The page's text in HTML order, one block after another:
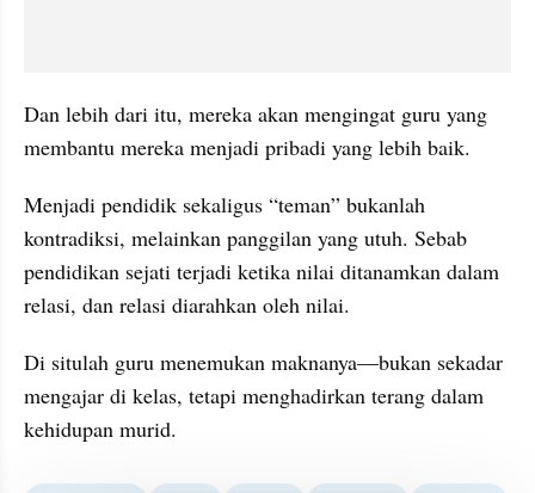
Dan lebih dari itu, mereka akan mengingat guru yang
membantu mereka menjadi pribadi yang lebih baik.
Menjadi pendidik sekaligus “teman” bukanlah
kontradiksi, melainkan panggilan yang utuh. Sebab
pendidikan sejati terjadi ketika nilai ditanamkan dalam
relasi, dan relasi diarahkan oleh nilai.
Di situlah guru menemukan maknanya—bukan sekadar
mengajar di kelas, tetapi menghadirkan terang dalam
kehidupan murid.